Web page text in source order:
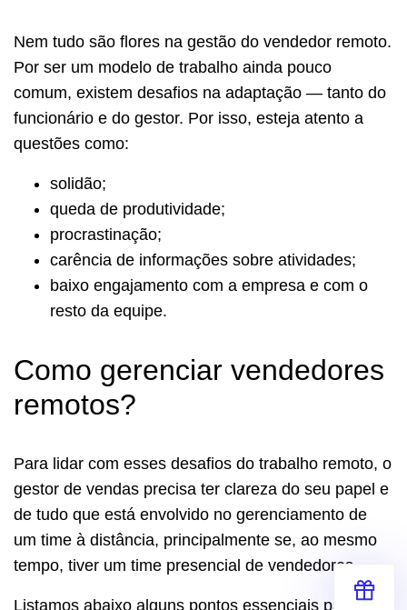
Nem tudo são flores na gestão do vendedor remoto.
Por ser um modelo de trabalho ainda pouco
comum, existem desafios na adaptação — tanto do
funcionário e do gestor. Por isso, esteja atento a
questões como:
solidão;
queda de produtividade;
procrastinação;
carência de informações sobre atividades;
baixo engajamento com a empresa e com o
resto da equipe.
Como gerenciar vendedores
remotos?
Para lidar com esses desafios do trabalho remoto, o
gestor de vendas precisa ter clareza do seu papel e
de tudo que está envolvido no gerenciamento de
um time à distância, principalmente se, ao mesmo
tempo, tiver um time presencial de vendedores.
Listamos abaixo alguns pontos essenciais para